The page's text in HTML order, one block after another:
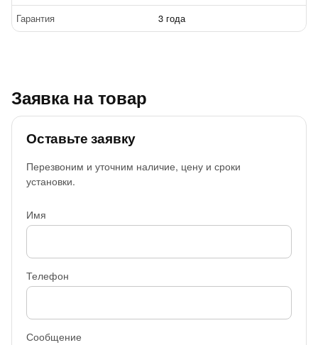
Гарантия
3 года
Заявка на товар
Оставьте заявку
Перезвоним и уточним наличие, цену и сроки
установки.
Имя
Телефон
Сообщение